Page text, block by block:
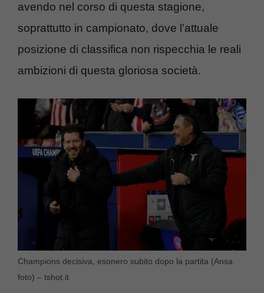
avendo nel corso di questa stagione,
soprattutto in campionato, dove l’attuale
posizione di classifica non rispecchia le reali
ambizioni di questa gloriosa società.
Champions decisiva, esonero subito dopo la partita (Ansa
foto) – tshot.it